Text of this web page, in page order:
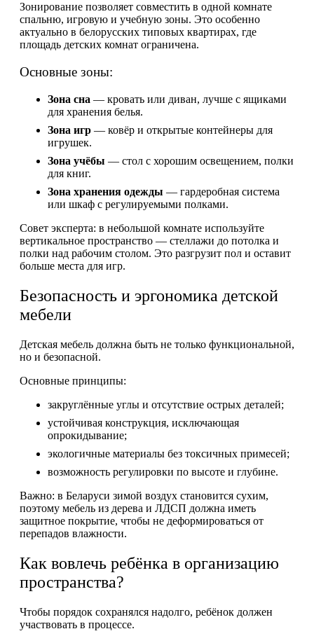
Зонирование позволяет совместить в одной комнате
спальню, игровую и учебную зоны. Это особенно
актуально в белорусских типовых квартирах, где
площадь детских комнат ограничена.
Основные зоны:
Зона сна — кровать или диван, лучше с ящиками
для хранения белья.
Зона игр — ковёр и открытые контейнеры для
игрушек.
Зона учёбы — стол с хорошим освещением, полки
для книг.
Зона хранения одежды — гардеробная система
или шкаф с регулируемыми полками.
Совет эксперта: в небольшой комнате используйте
вертикальное пространство — стеллажи до потолка и
полки над рабочим столом. Это разгрузит пол и оставит
больше места для игр.
Безопасность и эргономика детской
мебели
Детская мебель должна быть не только функциональной,
но и безопасной.
Основные принципы:
закруглённые углы и отсутствие острых деталей;
устойчивая конструкция, исключающая
опрокидывание;
экологичные материалы без токсичных примесей;
возможность регулировки по высоте и глубине.
Важно: в Беларуси зимой воздух становится сухим,
поэтому мебель из дерева и ЛДСП должна иметь
защитное покрытие, чтобы не деформироваться от
перепадов влажности.
Как вовлечь ребёнка в организацию
пространства?
Чтобы порядок сохранялся надолго, ребёнок должен
участвовать в процессе.